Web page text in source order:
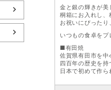
金と銀の輝きが美
桐箱にお入れし、
お祝いにぴったり
いつもの食卓をプ
■有田焼
佐賀県有田市を中
四百年の歴史を
日本で初めて作ら